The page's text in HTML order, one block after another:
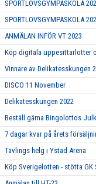
SPORTLOVSGYMPASKOLA
SPORTLOVSGYMPASKOLA
ANMÄLAN INFÖR VT 2023
Köp digitala uppesittarlotter
Vinnare av Delikatesskungen
DISCO 11 November
Delikatesskungen 2022
Beställ gärna Bingolottos
7 dagar kvar på årets
Tävlings helg i Ystad Arena
Köp Sverigelotten - stötta